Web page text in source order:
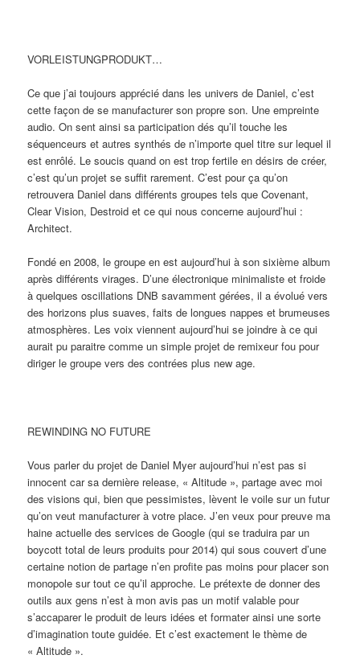
VORLEISTUNGPRODUKT…
Ce que j’ai toujours apprécié dans les univers de Daniel, c’est
cette façon de se manufacturer son propre son. Une empreinte
audio. On sent ainsi sa participation dés qu’il touche les
séquenceurs et autres synthés de n’importe quel titre sur lequel il
est enrôlé. Le soucis quand on est trop fertile en désirs de créer,
c’est qu’un projet se suffit rarement. C’est pour ça qu’on
retrouvera Daniel dans différents groupes tels que Covenant,
Clear Vision, Destroid et ce qui nous concerne aujourd’hui :
Architect.
Fondé en 2008, le groupe en est aujourd’hui à son sixième album
après différents virages. D’une électronique minimaliste et froide
à quelques oscillations DNB savamment gérées, il a évolué vers
des horizons plus suaves, faits de longues nappes et brumeuses
atmosphères. Les voix viennent aujourd’hui se joindre à ce qui
aurait pu paraitre comme un simple projet de remixeur fou pour
diriger le groupe vers des contrées plus new age.
REWINDING NO FUTURE
Vous parler du projet de Daniel Myer aujourd’hui n’est pas si
innocent car sa dernière release, « Altitude », partage avec moi
des visions qui, bien que pessimistes, lèvent le voile sur un futur
qu’on veut manufacturer à votre place. J’en veux pour preuve ma
haine actuelle des services de Google (qui se traduira par un
boycott total de leurs produits pour 2014) qui sous couvert d’une
certaine notion de partage n’en profite pas moins pour placer son
monopole sur tout ce qu’il approche. Le prétexte de donner des
outils aux gens n’est à mon avis pas un motif valable pour
s’accaparer le produit de leurs idées et formater ainsi une sorte
d’imagination toute guidée. Et c’est exactement le thème de
« Altitude ».